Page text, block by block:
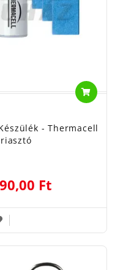
- Thermacell
Ft